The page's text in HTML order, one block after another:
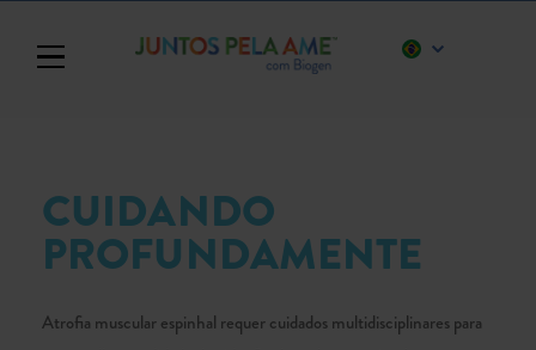
Toggle navigation
CUIDANDO
PROFUNDAMENTE
Atrofia muscular espinhal requer cuidados multidisciplinares para